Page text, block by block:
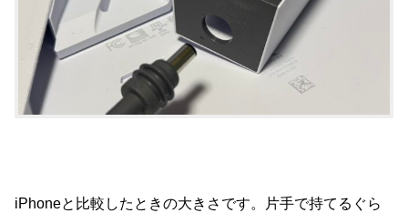
iPhoneと比較したときの大きさです。片手で持てるぐら